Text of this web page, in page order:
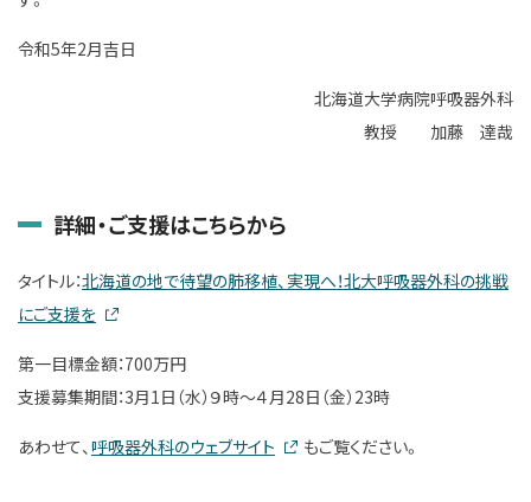
令和5年2月吉日
北海道大学病院呼吸器外科
教授 加藤 達哉
詳細・ご支援はこちらから
タイトル：北海道の地で待望の肺移植、実現へ！北大呼吸器外科の挑戦
にご支援を
第一目標金額：700万円
支援募集期間：3月1日（水）９時～４月28日（金）23時
あわせて、呼吸器外科のウェブサイト もご覧ください。